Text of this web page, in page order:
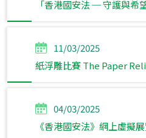
「香港國安法 ─ 守護與希
11/03/2025
紙浮雕比賽 The Paper
04/03/2025
《香港國安法》網上虛擬